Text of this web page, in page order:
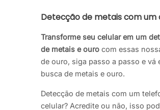
Detecção de metais com um
Transforme seu celular em um
de metais e ouro com essas
de ouro, siga passo a passo e vá
busca de metais e ouro.
Detecção de metais com um
celular? Acredite ou não, isso